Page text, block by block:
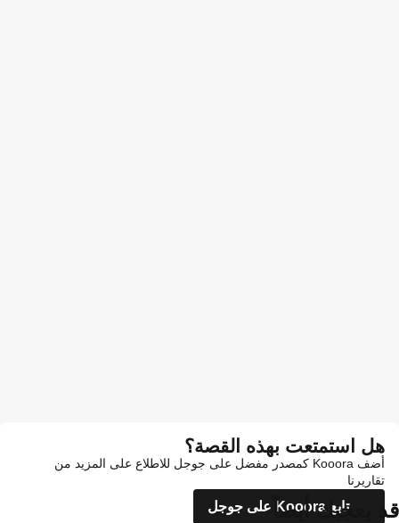
هل استمتعت بهذه القصة؟
أضف Kooora كمصدر مفضل على جوجل للاطلاع على المزيد من
تقاريرنا
تابع Kooora على جوجل
قد يعجبك أيضاً